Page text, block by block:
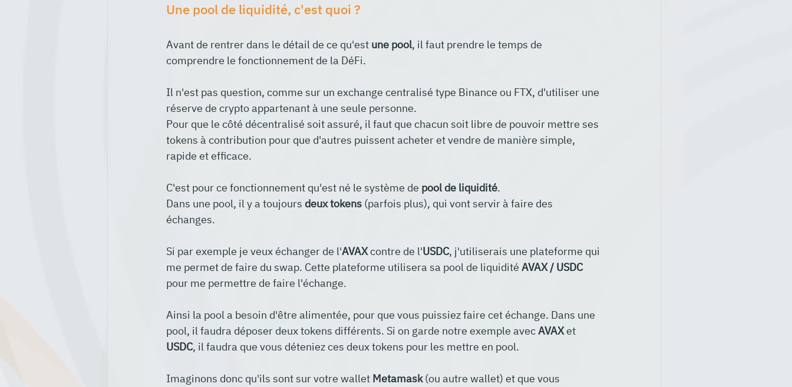
Une pool de liquidité, c'est quoi ?
Avant de rentrer dans le détail de ce qu'est une pool, il faut prendre le temps de
comprendre le fonctionnement de la DéFi.
Il n'est pas question, comme sur un exchange centralisé type Binance ou FTX, d'utiliser une
réserve de crypto appartenant à une seule personne.
Pour que le côté décentralisé soit assuré, il faut que chacun soit libre de pouvoir mettre ses
tokens à contribution pour que d'autres puissent acheter et vendre de manière simple,
rapide et efficace.
C'est pour ce fonctionnement qu'est né le système de pool de liquidité.
Dans une pool, il y a toujours deux tokens (parfois plus), qui vont servir à faire des
échanges.
Si par exemple je veux échanger de l'AVAX contre de l'USDC, j'utiliserais une plateforme qui
me permet de faire du swap. Cette plateforme utilisera sa pool de liquidité AVAX / USDC
pour me permettre de faire l'échange.
Ainsi la pool a besoin d'être alimentée, pour que vous puissiez faire cet échange. Dans une
pool, il faudra déposer deux tokens différents. Si on garde notre exemple avec AVAX et
USDC, il faudra que vous déteniez ces deux tokens pour les mettre en pool.
Imaginons donc qu'ils sont sur votre wallet Metamask (ou autre wallet) et que vous